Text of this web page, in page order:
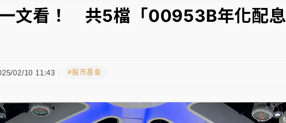
村！東檢抗告成功 今重開羈押庭
雨彈轟3天 「紅到發紫」降雨熱區曝
人數！辜仲諒向法院聲請遭駁 理由曝光
！東檢抗告成功 今重開羈押庭
文看！ 共5檔「00953B年化配息
02/10 11:43 #股市基金